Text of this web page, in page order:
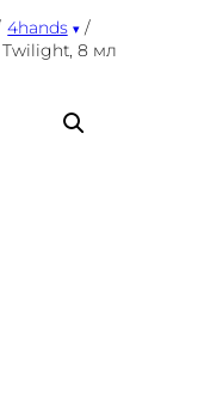
4hands /
Twilight, 8 мл